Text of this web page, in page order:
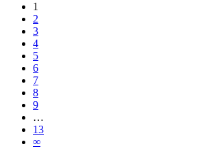
1
2
3
4
5
6
7
8
9
…
13
∞